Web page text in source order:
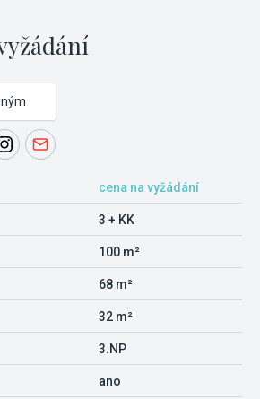
cena na vyžádání
3 + KK
100 m²
68 m²
32 m²
3.NP
ano